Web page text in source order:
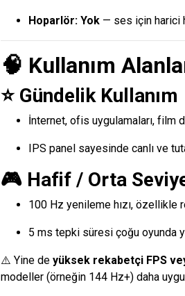
Hoparlör: Yok— ses için harici
🧠 Kullanım
⭐ Gündelik Kullanım
İnternet, ofis uygulamaları, film
IPS panel sayesinde canlı ve
🎮 Hafif / Orta
100 Hz yenileme hızı, özellikle
5 ms tepki süresi çoğu oyunda
⚠️ Yine de yüksek rekabetçi FPS
modeller (örneğin 144 Hz+) daha